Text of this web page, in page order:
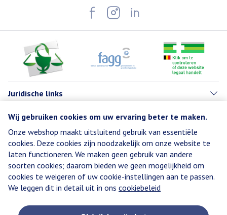
Wij gebruiken cookies om uw ervaring beter te maken.
Onze webshop maakt uitsluitend gebruik van essentiële
cookies. Deze cookies zijn noodzakelijk om onze website te
laten functioneren. We maken geen gebruik van andere
soorten cookies; daarom bieden we geen mogelijkheid om
cookies te weigeren of uw cookie-instellingen aan te passen.
We leggen dit in detail uit in ons cookiebeleid
Juridische links